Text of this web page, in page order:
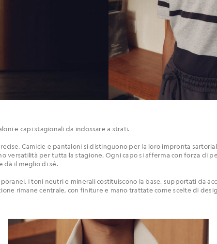
e capi stagionali da indossare a strati.
Camicie e pantaloni si distinguono per la loro impronta
versatilità per tutta la stagione. Ogni capo si afferma con forza di
dà il meglio di sé.
I toni neutri e minerali costituiscono la base, supportati da
rimane centrale, con finiture e mano trattate come scelte di